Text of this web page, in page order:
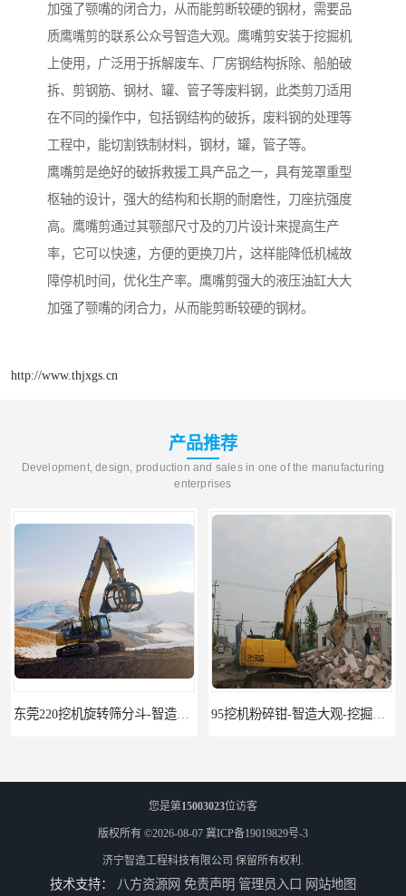
加强了颚嘴的闭合力，从而能剪断较硬的钢材，需要品
质鹰嘴剪的联系公众号智造大观。鹰嘴剪安装于挖掘机
上使用，广泛用于拆解废车、厂房钢结构拆除、船舶破
拆、剪钢筋、钢材、罐、管子等废料钢，此类剪刀适用
在不同的操作中，包括钢结构的破拆，废料钢的处理等
工程中，能切割铁制材料，钢材，罐，管子等。
鹰嘴剪是绝好的破拆救援工具产品之一，具有笼罩重型
枢轴的设计，强大的结构和长期的耐磨性，刀座抗强度
高。鹰嘴剪通过其颚部尺寸及的刀片设计来提高生产
率，它可以快速，方便的更换刀片，这样能降低机械故
障停机时间，优化生产率。鹰嘴剪强大的液压油缸大大
加强了颚嘴的闭合力，从而能剪断较硬的钢材。
http://www.thjxgs.cn
产品推荐
Development, design, production and sales in one of the manufacturing
enterprises
您是第15003023位访客
版权所有 ©2026-08-07 冀ICP备19019829号-3
济宁智造工程科技有限公司 保留所有权利.
技术支持： 八方资源网 免责声明 管理员入口 网站地图